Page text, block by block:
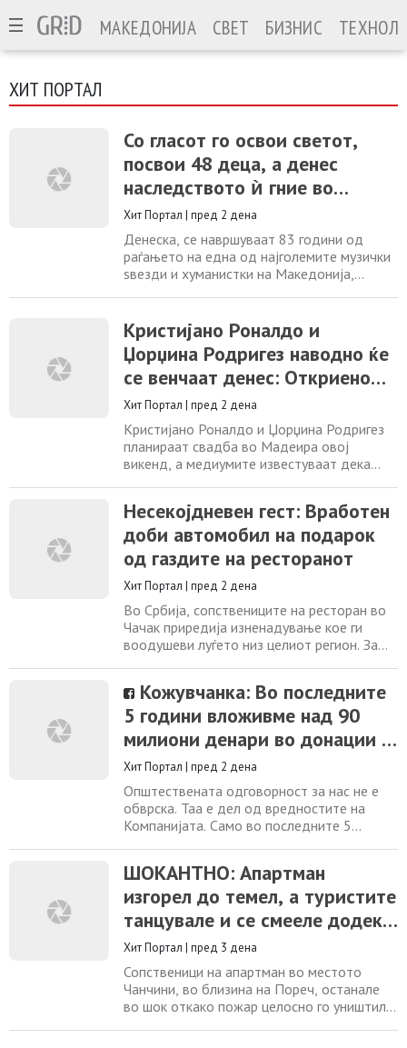
МАКЕДОНИЈА СВЕТ БИЗНИС
ХИТ ПОРТАЛ
Со гласот го освои светот,
посвои 48 деца, а денес
наследството ѝ гние во
заборав — 83 години од
раѓањето на Есма Реџепова
Хит Портал | пред 2 дена
Денеска, се навршуваат 83 години од
раѓањето на една од најголемите музички
ѕвезди и хуманистки на Македонија,
во 1943 година, во скромно многудетно
семејство, Есма уште од раното детство
се соочила со сиромаштијата. Таа никогаш
не се срамела да работи, па како
Кристијано Роналдо и
Џорџина Родригез наводно ќе
се венчаат денес: Откриено
каде ќе слават
Хит Портал | пред 2 дена
Кристијано Роналдо и Џорџина Родригез
планираат свадба во Мадеира овој
викенд, а медиумите известуваат дека
заедно од 2016 година, наводно ќе ги
разменуваат своите брачни завети во
катедралата во Фуншал, а потоа ќе ја
продолжат прославата во хотелот Савој
Палас, една од
Несекојдневен гест: Вработен
доби автомобил на подарок
од газдите на ресторанот
Хит Портал | пред 2 дена
Во Србија, сопствениците на ресторан во
Чачак приредија изненадување кое ги
воодушеви луѓето низ целиот регион. За
вработен Маринко му подарија нов
автомобил како знак на благодарност за
годините лојалност, труд и посветеност.
Видеото од овој емотивен момент за
само неколку дена
Кожувчанка: Во последните
5 години вложивме над 90
милиони денари во донации и
спонзорства во Македонија!
Хит Портал | пред 2 дена
Општествената одговорност за нас не е
обврска. Таа е дел од вредностите на
Компанијата. Само во последните 5
донации и спонзорства во Македонија.
Поддржувавме спорт, култура, здравство,
образование, локални заедници и
иницијативи кои придонесуваат за
подобар и поквалитетен
ШОКАНТНО: Апартман
изгорел до темел, а туристите
танцувале и се смееле додека
беснеел пожарот
Хит Портал | пред 3 дена
Сопственици на апартман во местото
Чанчини, во близина на Пореч, останале
во шок откако пожар целосно го уништил